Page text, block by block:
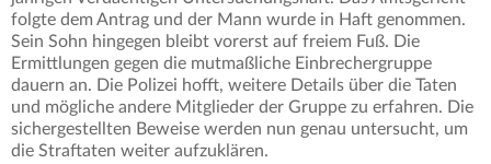
folgte dem Antrag und der Mann wurde in Haft genommen.
Sein Sohn hingegen bleibt vorerst auf freiem Fuß. Die
Ermittlungen gegen die mutmaßliche Einbrechergruppe
dauern an. Die Polizei hofft, weitere Details über die Taten
und mögliche andere Mitglieder der Gruppe zu erfahren. Die
sichergestellten Beweise werden nun genau untersucht, um
die Straftaten weiter aufzuklären.